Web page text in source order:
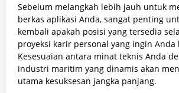
Sebelum melangkah lebih jauh untuk
berkas aplikasi Anda, sangat penting
kembali apakah posisi yang tersedia
proyeksi karir personal yang ingin Anda
Kesesuaian antara minat teknis Anda
industri maritim yang dinamis akan
utama kesuksesan jangka panjang.